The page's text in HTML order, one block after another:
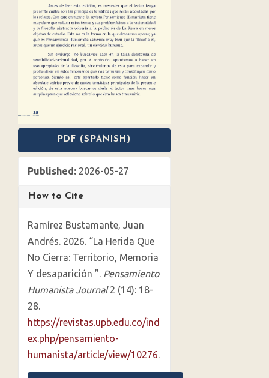
PDF (SPANISH)
Published: 2026-05-27
How to Cite
Ramírez Bustamante, Juan
Andrés. 2026. “La Herida Que
No Cierra: Territorio, Memoria
Y desaparición ”. Pensamiento
Humanista Journal2 (14): 18-
28.
https://revistas.upb.edu.co/ind
ex.php/pensamiento-
humanista/article/view/10276.